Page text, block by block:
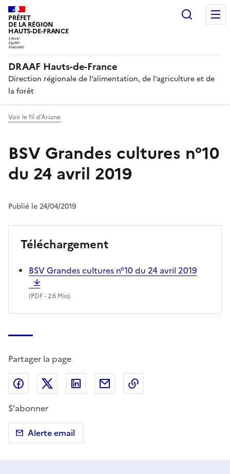
PRÉFET
DE LA RÉGION
HAUTS-DE-FRANCE
DRAAF Hauts-de-France
Direction régionale de l’alimentation, de l’agriculture et de
la forêt
Voir le fil d'Ariane
BSV Grandes cultures n°10
du 24 avril 2019
Publié le 24/04/2019
Téléchargement
BSV Grandes cultures n°10 du 24 avril 2019
(PDF- 2.6 Mio)
Partager la page
Partager sur Facebook
Partager sur X (anciennement Twitter)
Partager sur LinkedIn
Partager par email
S'abonner
Alerte email